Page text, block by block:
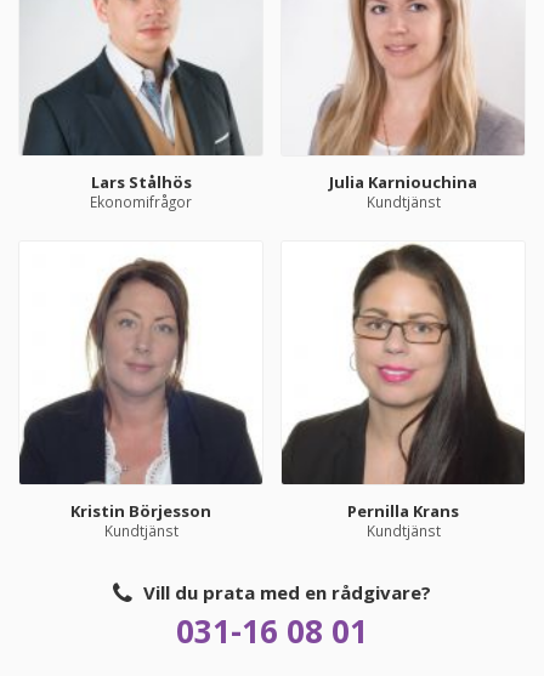
Lars Stålhös
Ekonomifrågor
Julia Karniouchina
Kundtjänst
Kristin Börjesson
Kundtjänst
Pernilla Krans
Kundtjänst
Vill du prata med en rådgivare?
031-16 08 01